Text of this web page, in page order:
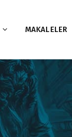
MAKALELER